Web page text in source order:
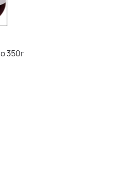
350г